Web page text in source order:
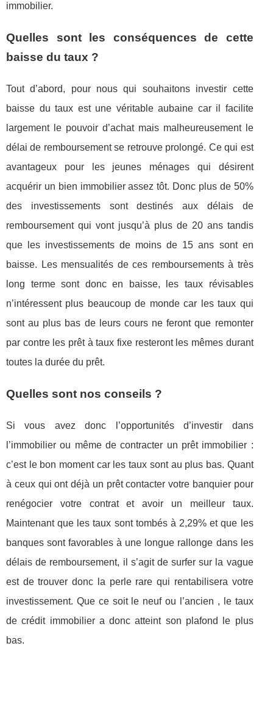
immobilier.
Quelles sont les conséquences de cette
baisse du taux ?
Tout d’abord, pour nous qui souhaitons investir cette
baisse du taux est une véritable aubaine car il facilite
largement le pouvoir d’achat mais malheureusement le
délai de remboursement se retrouve prolongé. Ce qui est
avantageux pour les jeunes ménages qui désirent
acquérir un bien immobilier assez tôt. Donc plus de 50%
des investissements sont destinés aux délais de
remboursement qui vont jusqu’à plus de 20 ans tandis
que les investissements de moins de 15 ans sont en
baisse. Les mensualités de ces remboursements à très
long terme sont donc en baisse, les taux révisables
n’intéressent plus beaucoup de monde car les taux qui
sont au plus bas de leurs cours ne feront que remonter
par contre les prêt à taux fixe resteront les mêmes durant
toutes la durée du prêt.
Quelles sont nos conseils ?
Si vous avez donc l’opportunités d’investir dans
l’immobilier ou même de contracter un prêt immobilier :
c’est le bon moment car les taux sont au plus bas. Quant
à ceux qui ont déjà un prêt contacter votre banquier pour
renégocier votre contrat et avoir un meilleur taux.
Maintenant que les taux sont tombés à 2,29% et que les
banques sont favorables à une longue rallonge dans les
délais de remboursement, il s’agit de surfer sur la vague
est de trouver donc la perle rare qui rentabilisera votre
investissement. Que ce soit le neuf ou l’ancien , le taux
de crédit immobilier a donc atteint son plafond le plus
bas.